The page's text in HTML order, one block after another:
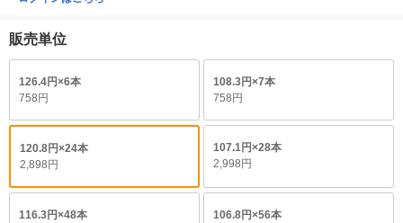
販売単位
126.4円×6本
758円
108.3円×7本
758円
120.8円×24本
2,898円
107.1円×28本
2,998円
116.3円×48本
106.8円×56本